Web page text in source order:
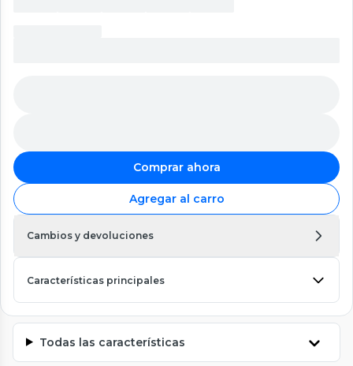
Comprar ahora
Agregar al carro
Cambios y devoluciones
Características principales
Todas las características